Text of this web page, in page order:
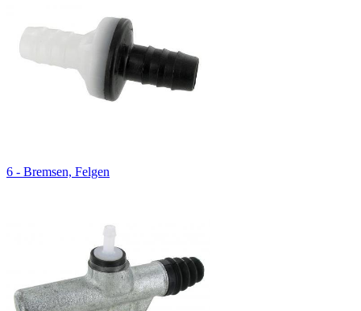
6 - Bremsen, Felgen